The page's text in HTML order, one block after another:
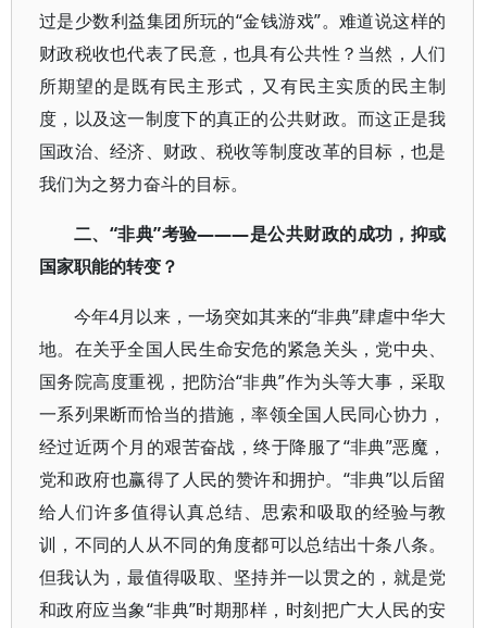
过是少数利益集团所玩的“金钱游戏”。难道说这样的
财政税收也代表了民意，也具有公共性？当然，人们
所期望的是既有民主形式，又有民主实质的民主制
度，以及这一制度下的真正的公共财政。而这正是我
国政治、经济、财政、税收等制度改革的目标，也是
我们为之努力奋斗的目标。
二、“非典”考验―――是公共财政的成功，抑或
国家职能的转变？
今年4月以来，一场突如其来的“非典”肆虐中华大
地。在关乎全国人民生命安危的紧急关头，党中央、
国务院高度重视，把防治“非典”作为头等大事，采取
一系列果断而恰当的措施，率领全国人民同心协力，
经过近两个月的艰苦奋战，终于降服了“非典”恶魔，
党和政府也赢得了人民的赞许和拥护。“非典”以后留
给人们许多值得认真总结、思索和吸取的经验与教
训，不同的人从不同的角度都可以总结出十条八条。
但我认为，最值得吸取、坚持并一以贯之的，就是党
和政府应当象“非典”时期那样，时刻把广大人民的安